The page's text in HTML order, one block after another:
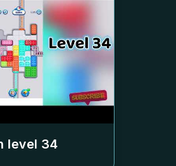
level 34